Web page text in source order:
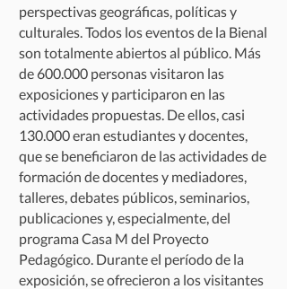
perspectivas geográficas, políticas y
culturales. Todos los eventos de la Bienal
son totalmente abiertos al público. Más
de 600.000 personas visitaron las
exposiciones y participaron en las
actividades propuestas. De ellos, casi
130.000 eran estudiantes y docentes,
que se beneficiaron de las actividades de
formación de docentes y mediadores,
talleres, debates públicos, seminarios,
publicaciones y, especialmente, del
programa Casa M del Proyecto
Pedagógico. Durante el período de la
exposición, se ofrecieron a los visitantes